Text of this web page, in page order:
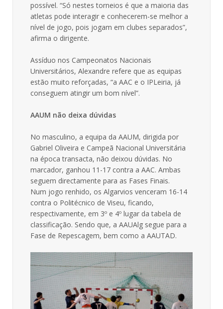
possível. “Só nestes torneios é que a maioria das
atletas pode interagir e conhecerem-se melhor a
nível de jogo, pois jogam em clubes separados”,
afirma o dirigente.
Assíduo nos Campeonatos Nacionais
Universitários, Alexandre refere que as equipas
estão muito reforçadas, “a AAC e o IPLeiria, já
conseguem atingir um bom nível”.
AAUM não deixa dúvidas
No masculino, a equipa da AAUM, dirigida por
Gabriel Oliveira e Campeã Nacional Universitária
na época transacta, não deixou dúvidas. No
marcador, ganhou 11-17 contra a AAC. Ambas
seguem directamente para as Fases Finais.
Num jogo renhido, os Algarvios venceram 16-14
contra o Politécnico de Viseu, ficando,
respectivamente, em 3º e 4º lugar da tabela de
classificação. Sendo que, a AAUAlg segue para a
Fase de Repescagem, bem como a AAUTAD.